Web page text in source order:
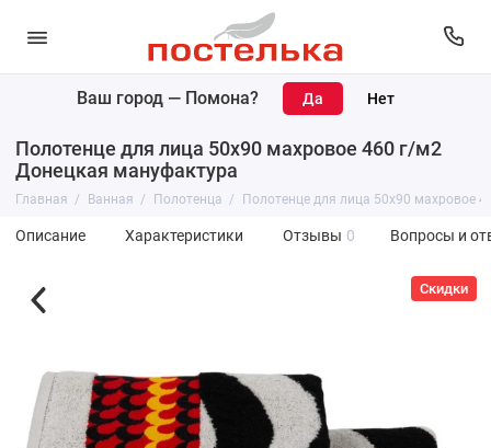
Ваш город — Помона?
Полотенце для лица 50х90 махровое 460 г/м2
Донецкая мануфактура
Главная Ванная Полотенца Полотенце для лица 50х90 махровое
Описание Характеристики Отзывы 0 Вопросы и
Скидки